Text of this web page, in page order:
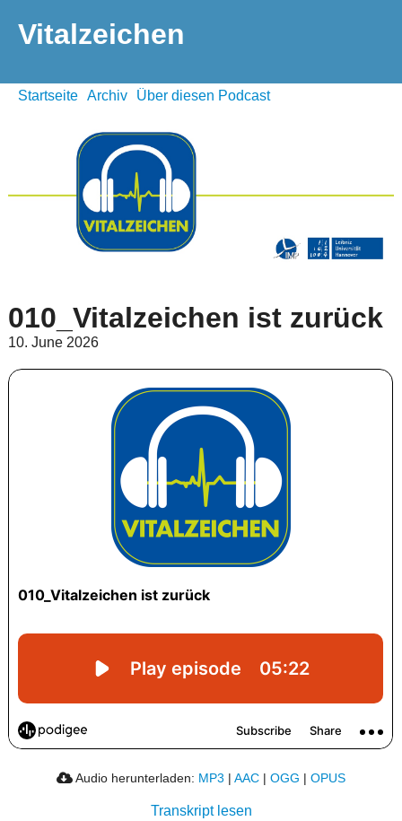
Vitalzeichen
Startseite Archiv Über diesen Podcast
010_Vitalzeichen ist zurück
10. June 2026
Audio herunterladen: MP3 | AAC | OGG | OPUS
Transkript lesen